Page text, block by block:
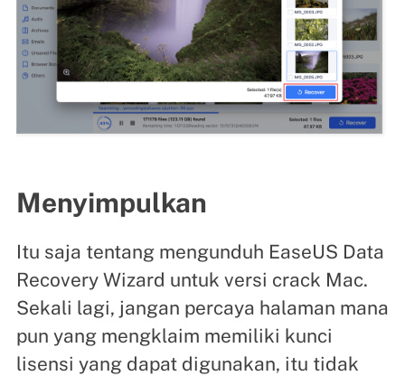
Menyimpulkan
Itu saja tentang mengunduh EaseUS Data
Recovery Wizard untuk versi crack Mac.
Sekali lagi, jangan percaya halaman mana
pun yang mengklaim memiliki kunci
lisensi yang dapat digunakan, itu tidak